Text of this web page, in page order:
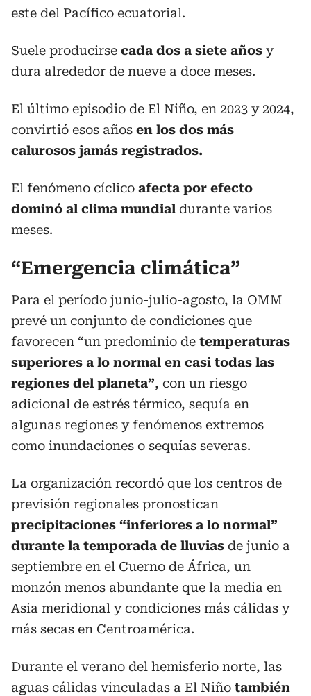
este del Pacífico ecuatorial.
Suele producirse cada dos a siete años y
dura alrededor de nueve a doce meses.
El último episodio de El Niño, en 2023 y 2024,
convirtió esos años en los dos más
calurosos jamás registrados.
El fenómeno cíclico afecta por efecto
dominó al clima mundial durante varios
meses.
“Emergencia climática”
Para el período junio-julio-agosto, la OMM
prevé un conjunto de condiciones que
favorecen “un predominio de temperaturas
superiores a lo normal en casi todas las
regiones del planeta”, con un riesgo
adicional de estrés térmico, sequía en
algunas regiones y fenómenos extremos
como inundaciones o sequías severas.
La organización recordó que los centros de
previsión regionales pronostican
precipitaciones “inferiores a lo normal”
durante la temporada de lluvias de junio a
septiembre en el Cuerno de África, un
monzón menos abundante que la media en
Asia meridional y condiciones más cálidas y
más secas en Centroamérica.
Durante el verano del hemisferio norte, las
aguas cálidas vinculadas a El Niño también